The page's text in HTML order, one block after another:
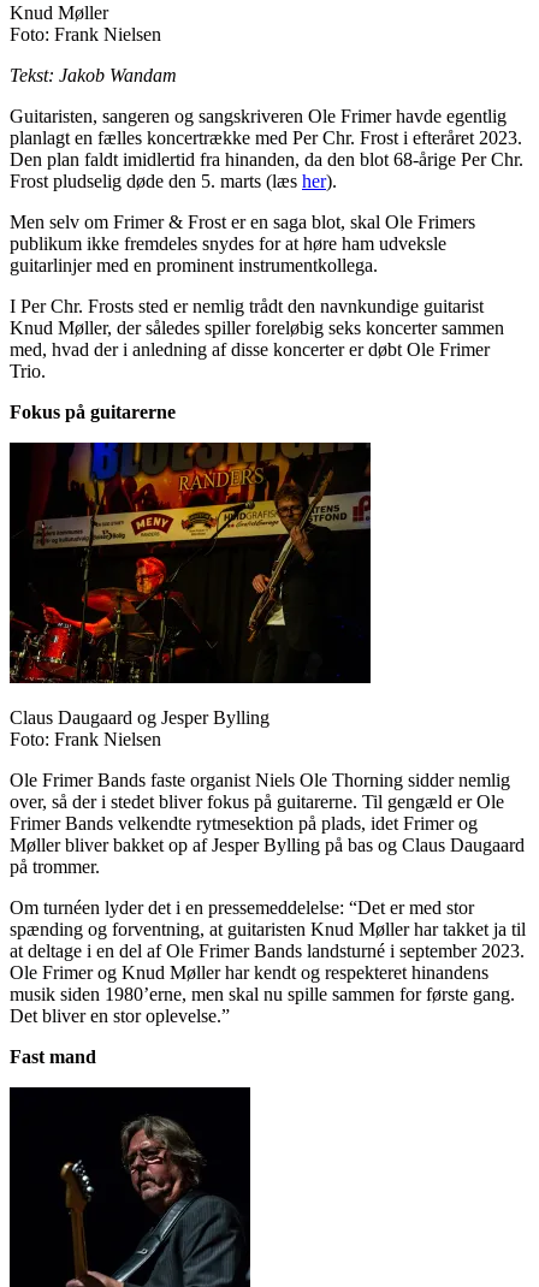
Knud Møller
Foto: Frank Nielsen
Tekst: Jakob Wandam
Guitaristen, sangeren og sangskriveren Ole Frimer havde egentlig
planlagt en fælles koncertrække med Per Chr. Frost i efteråret 2023.
Den plan faldt imidlertid fra hinanden, da den blot 68-årige Per Chr.
Frost pludselig døde den 5. marts (læs her).
Men selv om Frimer & Frost er en saga blot, skal Ole Frimers
publikum ikke fremdeles snydes for at høre ham udveksle
guitarlinjer med en prominent instrumentkollega.
I Per Chr. Frosts sted er nemlig trådt den navnkundige guitarist
Knud Møller, der således spiller foreløbig seks koncerter sammen
med, hvad der i anledning af disse koncerter er døbt Ole Frimer
Trio.
Fokus på guitarerne
Claus Daugaard og Jesper Bylling
Foto: Frank Nielsen
Ole Frimer Bands faste organist Niels Ole Thorning sidder nemlig
over, så der i stedet bliver fokus på guitarerne. Til gengæld er Ole
Frimer Bands velkendte rytmesektion på plads, idet Frimer og
Møller bliver bakket op af Jesper Bylling på bas og Claus Daugaard
på trommer.
Om turnéen lyder det i en pressemeddelelse: “Det er med stor
spænding og forventning, at guitaristen Knud Møller har takket ja til
at deltage i en del af Ole Frimer Bands landsturné i september 2023.
Ole Frimer og Knud Møller har kendt og respekteret hinandens
musik siden 1980’erne, men skal nu spille sammen for første gang.
Det bliver en stor oplevelse.”
Fast mand